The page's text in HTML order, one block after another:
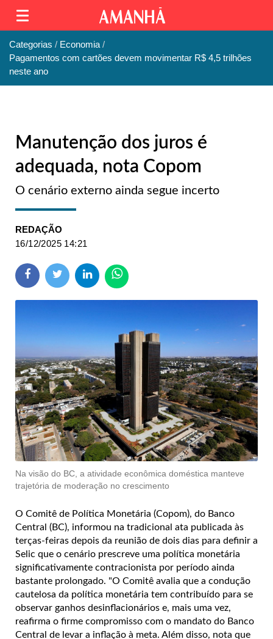
Categorias
Economia
Pagamentos com cartões devem movimentar R$ 4,5 trilhões
neste ano
Manutenção dos juros é
adequada, nota Copom
O cenário externo ainda segue incerto
REDAÇÃO
16/12/2025 14:21
Na visão do BC, a atividade econômica doméstica manteve
trajetória de moderação no crescimento
O Comitê de Política Monetária (Copom), do Banco
Central (BC), informou na tradicional ata publicada às
terças-feiras depois da reunião de dois dias para definir a
Selic que o cenário prescreve uma política monetária
significativamente contracionista por período ainda
bastante prolongado. "O Comitê avalia que a condução
cautelosa da política monetária tem contribuído para se
observar ganhos desinflacionários e, mais uma vez,
reafirma o firme compromisso com o mandato do Banco
Central de levar a inflação à meta. Além disso, nota que